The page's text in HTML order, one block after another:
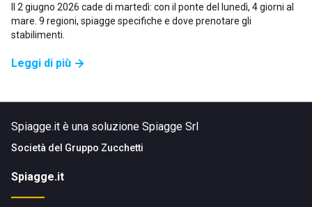
Il 2 giugno 2026 cade di martedì: con il ponte del lunedì, 4 giorni al
mare. 9 regioni, spiagge specifiche e dove prenotare gli
stabilimenti.
Leggi di più
Spiagge.it è una soluzione Spiagge Srl
Società del Gruppo Zucchetti
Spiagge.it